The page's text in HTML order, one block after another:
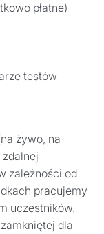
płatne)
testów
żywo, na
zależności od
pracujemy
uczestników.
dla